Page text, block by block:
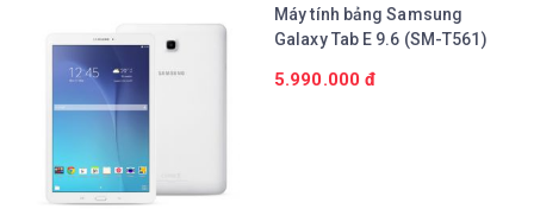
Máy tính bảng Samsung
Galaxy Tab E 9.6 (SM-T561)
5.990.000 đ